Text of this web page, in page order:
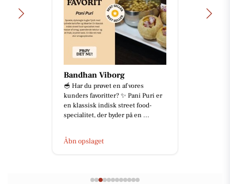
Bandhan Viborg
🥣 Har du prøvet en af vores
kunders favoritter? ✨ Pani Puri er
en klassisk indisk street food-
specialitet, der byder på en ...
Åbn opslaget